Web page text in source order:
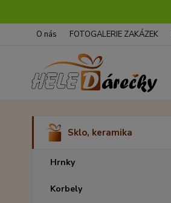
O nás FOTOGALERIE ZAKÁZEK
Sklo, keramika
Hrnky
Korbely